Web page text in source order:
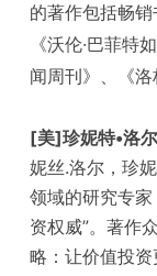
的著作包括畅销
《沃伦·巴菲特
闻周刊》、《洛
[美]珍妮特•洛尔
妮丝.洛尔，珍
领域的研究专
资权威”。著作
略：让价值投资